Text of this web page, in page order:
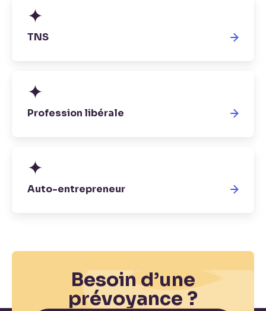
✦
TNS
✦
Profession libérale
✦
Auto-entrepreneur
Besoin d’une
prévoyance ?